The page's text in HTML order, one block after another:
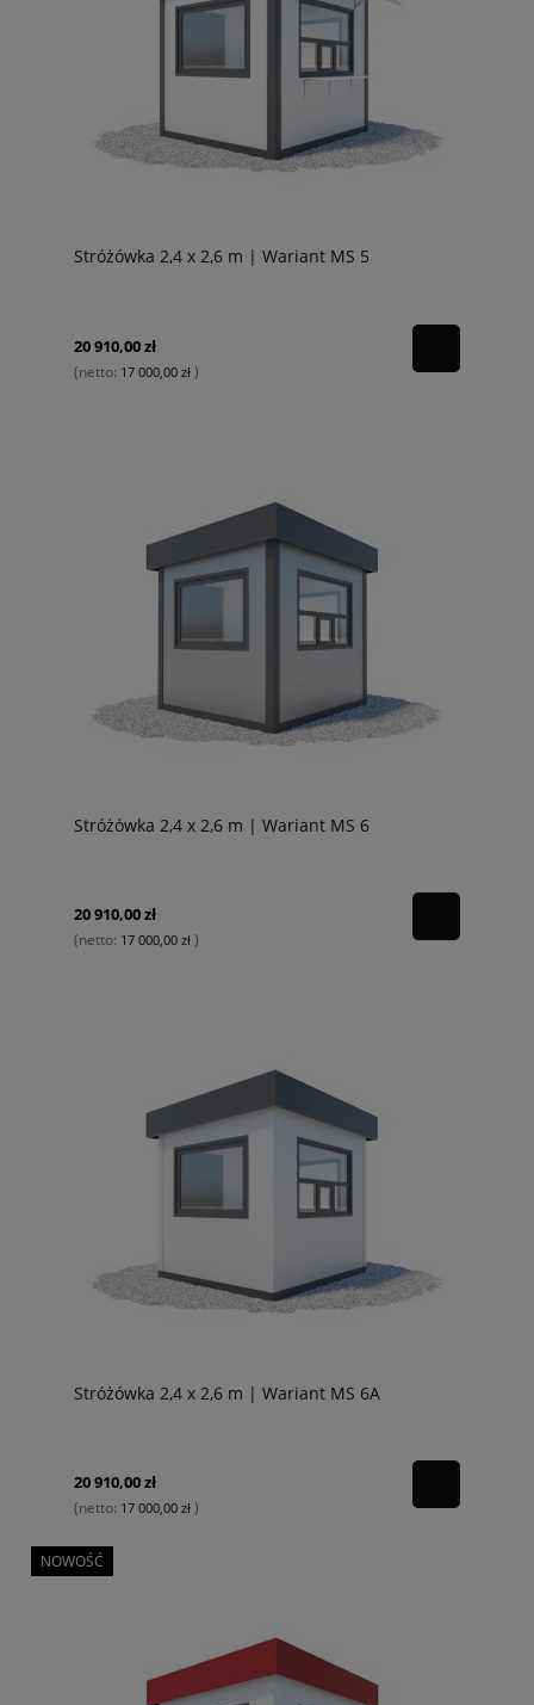
Stróżówka 2,4 x 2,6 m | Wariant MS 5
20 910,00 zł
(netto: 17 000,00 zł )
Stróżówka 2,4 x 2,6 m | Wariant MS 6
20 910,00 zł
(netto: 17 000,00 zł )
Stróżówka 2,4 x 2,6 m | Wariant MS 6A
20 910,00 zł
(netto: 17 000,00 zł )
NOWOŚĆ